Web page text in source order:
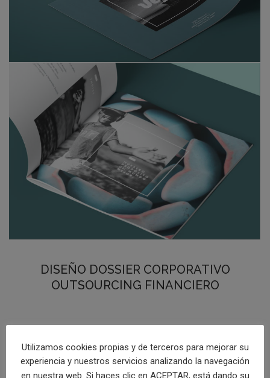
DISEÑO DOSSIER CORPORATIVO
OUTSOURCING FINANCIERO
[categorias]
Diseñamos el dossier de empresa de outsourcing enfocado a
Utilizamos cookies propias y de terceros para mejorar su
experiencia y nuestros servicios analizando la navegación
en nuestra web. Si haces clic en ACEPTAR, está dando su